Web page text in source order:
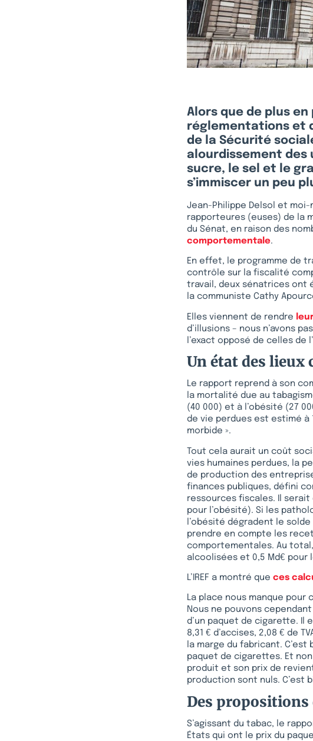
Alors que de plus en
réglementations et
de la Sécurité
alourdissement des
sucre, le sel et le
s’immiscer un peu
Jean-Philippe Delsol et moi-
rapporteures (euses) de la
du Sénat, en raison des
comportementale.
En effet, le programme de
contrôle sur la fiscalité
travail, deux sénatrices ont
la communiste Cathy
Elles viennent de rendre
d’illusions – nous n’avons
l’exact opposé de celles de
Un état des lieux
Le rapport reprend à son
la mortalité due au
(40 000) et à l’obésité (27
de vie perdues est estimé à
morbide ».
Tout cela aurait un coût
vies humaines perdues, la
de production des
finances publiques, défini
ressources fiscales. Il serait
pour l’obésité). Si les
l’obésité dégradent le
prendre en compte les
comportementales. Au total,
alcoolisées et 0,5 Md€ pour
L’IREF a montré que ces
La place nous manque
Nous ne pouvons
d’un paquet de cigarette. Il
8,31 € d’accises, 2,08 € de
la marge du fabricant.
paquet de cigarettes. Et
produit et son prix de
production sont nuls. C’est
Des
S’agissant du tabac, le
États qui ont le prix du